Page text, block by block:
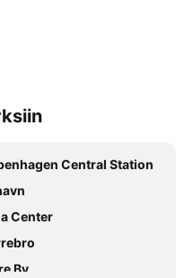
Central Station
Center
By